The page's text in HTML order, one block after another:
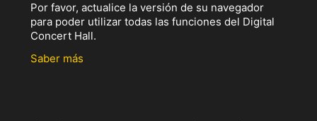
Por favor, actualice la versión de su navegador
para poder utilizar todas las funciones del Digital
Concert Hall.
Saber más